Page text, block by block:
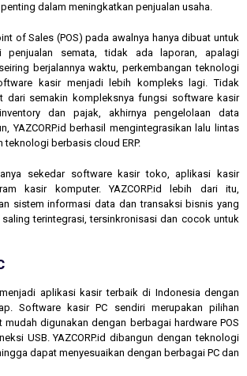
dalam meningkatkan penjualan usaha.
of Sales (POS) pada awalnya hanya dibuat untuk
penjualan semata, tidak ada laporan, apalagi
berjalannya waktu, perkembangan teknologi
kasir menjadi lebih kompleks lagi. Tidak
dari semakin kompleksnya fungsi software kasir
dan pajak, akhirnya pengelolaan data
YAZCORP.id berhasil mengintegrasikan lalu lintas
teknologi berbasis cloud ERP.
sekedar software kasir toko, aplikasi kasir
kasir komputer. YAZCORP.id lebih dari itu,
sistem informasi data dan transaksi bisnis yang
terintegrasi, tersinkronisasi dan cocok untuk
menjadi aplikasi kasir terbaik di Indonesia dengan
Software kasir PC sendiri merupakan pilihan
digunakan dengan berbagai hardware POS
USB. YAZCORP.id dibangun dengan teknologi
dapat menyesuaikan dengan berbagai PC dan